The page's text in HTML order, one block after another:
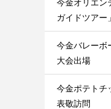
今金オリエン
ガイドツアー」
今金バレーボ
大会出場
今金ポテトチ
表敬訪問